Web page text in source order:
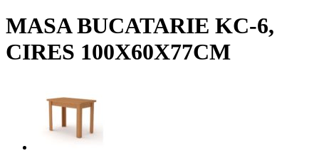
MASA BUCATARIE KC-6,
CIRES 100X60X77CM